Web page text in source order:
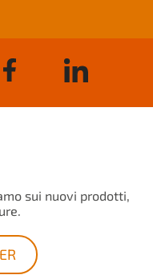
sui nuovi prodotti,